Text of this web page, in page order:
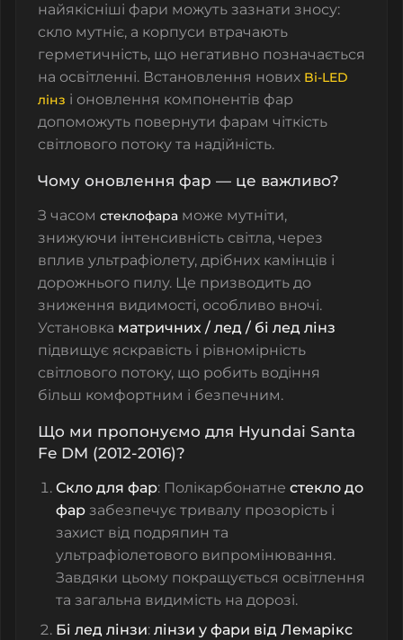
найякісніші фари можуть зазнати зносу:
скло мутніє, а корпуси втрачають
герметичність, що негативно позначається
на освітленні. Встановлення нових Bi-LED
лінз і оновлення компонентів фар
допоможуть повернути фарам чіткість
світлового потоку та надійність.
Чому оновлення фар — це важливо?
З часом стеклофара може мутніти,
знижуючи інтенсивність світла, через
вплив ультрафіолету, дрібних камінців і
дорожнього пилу. Це призводить до
зниження видимості, особливо вночі.
Установка матричних / лед / бі лед лінз
підвищує яскравість і рівномірність
світлового потоку, що робить водіння
більш комфортним і безпечним.
Що ми пропонуємо для Hyundai Santa
Fe DM (2012-2016)?
Скло для фар: Полікарбонатне стекло до
фар забезпечує тривалу прозорість і
захист від подряпин та
ультрафіолетового випромінювання.
Завдяки цьому покращується освітлення
та загальна видимість на дорозі.
Бі лед лінзи: лінзи у фари від Лемарікс